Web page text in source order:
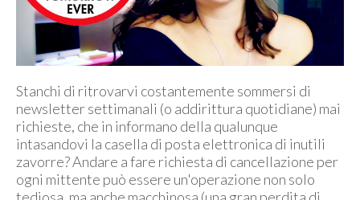
Stanchi di ritrovarvi costantemente sommersi di
newsletter settimanali (o addirittura quotidiane) mai
richieste, che in informano della qualunque
intasandovi la casella di posta elettronica di inutili
zavorre? Andare a fare richiesta di cancellazione per
ogni mittente può essere un'operazione non solo